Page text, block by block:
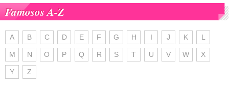
Famosos A-Z
A B C D E F G H I J K L
M N O P Q R S T U V W X
Y Z